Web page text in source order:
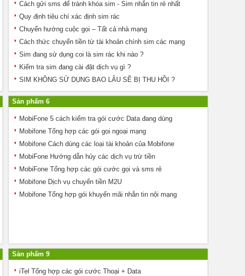
Cách gửi sms để tránh khóa sim - Sim nhắn tin rẻ nhất
Quy định tiêu chí xác định sim rác
Chuyển hướng cuộc gọi – Tất cả nhà mạng
Cách thức chuyển tiền từ tài khoản chính sim các mạng
Sim đang sử dụng coi là sim rác khi nào ?
Kiểm tra sim đang cài đặt dịch vụ gì ?
SIM KHÔNG SỬ DỤNG BAO LÂU SẼ BỊ THU HỒI ?
Sản phẩm 6
MobiFone 5 cách kiểm tra gói cước Data đang dùng
Mobifone Tổng hợp các gói gọi ngoại mạng
Mobifone Cách dùng các loại tài khoản của Mobifone
MobiFone Hướng dẫn hủy các dịch vụ trừ tiền
MobiFone Tổng hợp các gói cước gọi và sms rẻ
Mobifone Dịch vụ chuyển tiền M2U
Mobifone Tổng hợp gói khuyến mãi nhắn tin nội mạng
Sản phẩm 9
iTel Tổng hợp các gói cước Thoại + Data